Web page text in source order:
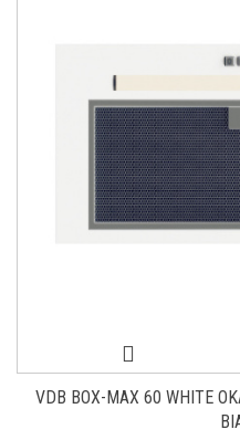
VDB BOX-MAX 60 WHITE